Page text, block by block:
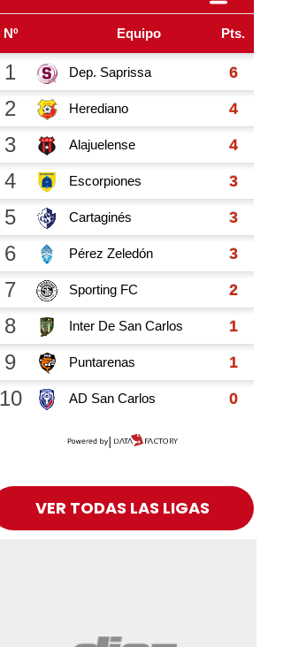
VER TODAS LAS LIGAS